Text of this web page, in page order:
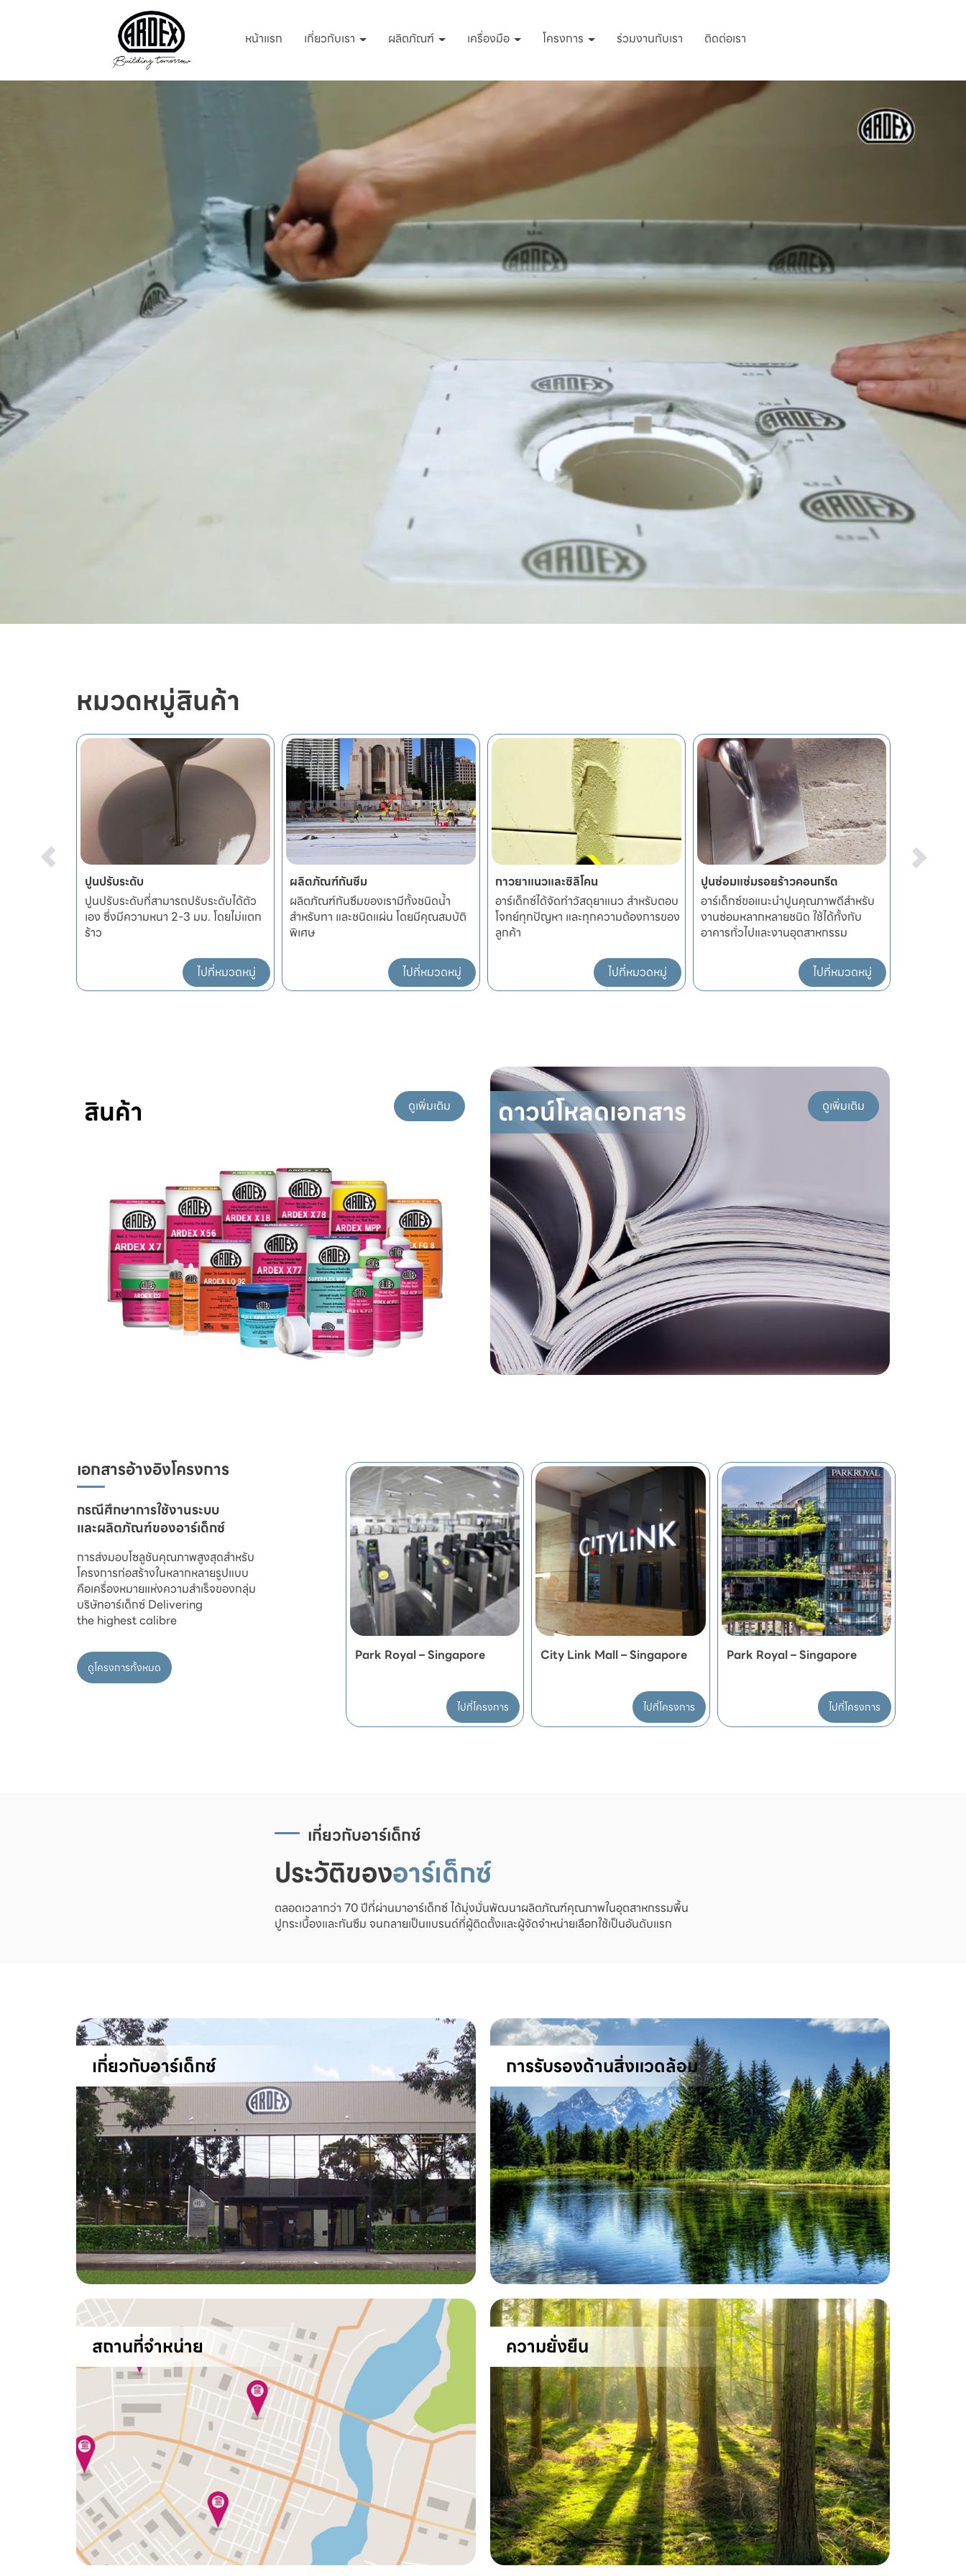
หน้าแรก เกี่ยวกับเรา ผลิตภัณฑ์ เครื่องมือ โครงการ ร่วมงานกับเรา ติดต่อเรา
หมวดหมู่สินค้า
ปูนปรับระดับ
ปูนปรับระดับที่สามารถปรับระดับได้ตัว
เอง ซึ่งมีความหนา 2-3 มม. โดยไม่แตก
ร้าว
ไปที่หมวดหมู่
ผลิตภัณฑ์กันซึม
ผลิตภัณฑ์กันซึมของเรามีทั้งชนิดน้ำ
สำหรับทา และชนิดแผ่น โดยมีคุณสมบัติ
พิเศษ
ไปที่หมวดหมู่
กาวยาแนวและซิลิโคน
อาร์เด็กซ์ได้จัดทำวัสดุยาแนว สำหรับตอบ
โจทย์ทุกปัญหา และทุกความต้องการของ
ลูกค้า
ไปที่หมวดหมู่
ปูนซ่อมแซ่มรอยร้าวคอนกรีต
อาร์เด็กซ์ขอแนะนำปูนคุณภาพดีสำหรับ
งานซ่อมหลากหลายชนิด ใช้ได้ทั้งกับ
อาคารทั่วไปและงานอุตสาหกรรม
ไปที่หมวดหมู่
สินค้า ดูเพิ่มเติม ดาวน์โหลดเอกสาร ดูเพิ่มเติม
เอกสารอ้างอิงโครงการ
กรณีศึกษาการใช้งานระบบ
และผลิตภัณฑ์ของอาร์เด็กซ์
การส่งมอบโซลูชันคุณภาพสูงสุดสำหรับ
โครงการก่อสร้างในหลากหลายรูปแบบ
คือเครื่องหมายแห่งความสำเร็จของกลุ่ม
บริษัทอาร์เด็กซ์ Delivering
the highest calibre
ดูโครงการทั้งหมด
Park Royal – Singapore
ไปที่โครงการ
City Link Mall – Singapore
ไปที่โครงการ
Park Royal – Singapore
ไปที่โครงการ
เกี่ยวกับอาร์เด็กซ์
ประวัติของอาร์เด็กซ์
ตลอดเวลากว่า 70 ปีที่ผ่านมาอาร์เด็กซ์ ได้มุ่งมั่นพัฒนาผลิตภัณฑ์คุณภาพในอุตสาหกรรมพื้น
ปูกระเบื้องและกันซึม จนกลายเป็นแบรนด์ที่ผู้ติดตั้งและผู้จัดจำหน่ายเลือกใช้เป็นอันดับแรก
เกี่ยวกับอาร์เด็กซ์ การรับรองด้านสิ่งแวดล้อม
สถานที่จำหน่าย ความยั่งยืน